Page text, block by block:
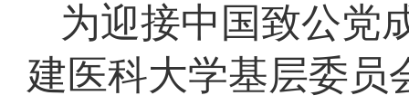
为迎接中国致公党
建医科大学基层委员